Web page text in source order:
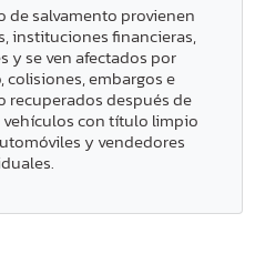
de salvamento provienen
instituciones financieras,
y se ven afectados por
embargos e
después de
con título limpio
y vendedores